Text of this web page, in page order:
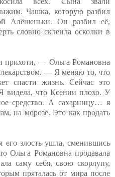
Чашка, которую разбил
Алёшеньки. Он разбил её,
словно склеила осколки в
— Ольга Романовна
лекарством. — Я меняю то, что
спасти жизнь. Сейчас это
видела, что Ксении плохо. У
средство. А сахарницу… я
на морозе. Это как продать
злость ушла, сменившись
Ольга Романовна продавала
саму себя, свою скорлупу,
пряталась от мира после